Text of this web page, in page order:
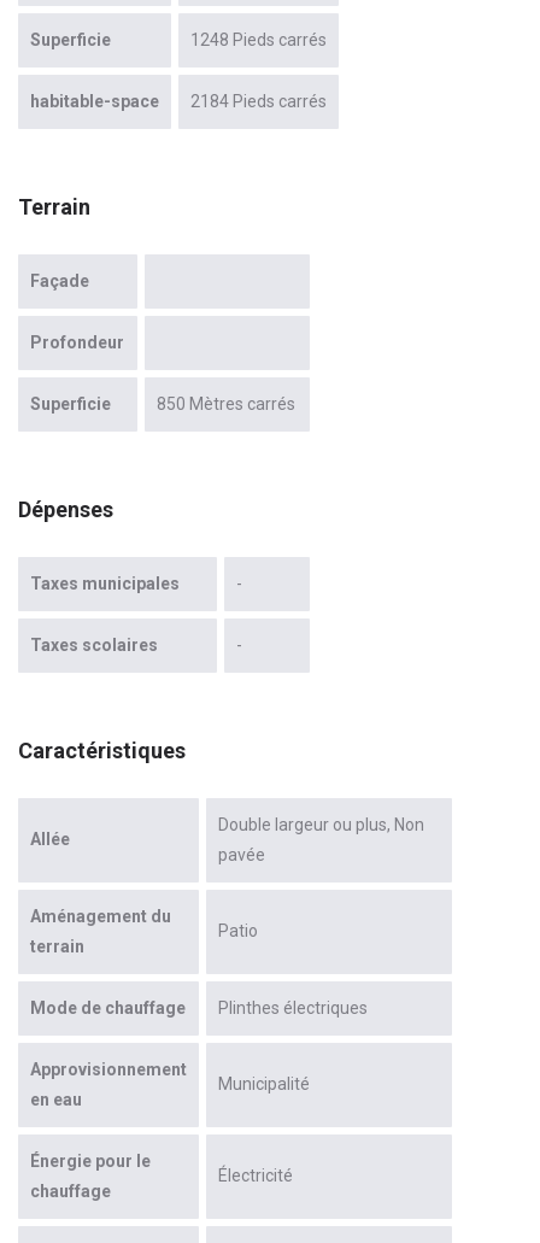
Superficie 1248 Pieds carrés
habitable-space 2184 Pieds carrés
Terrain
Façade
Profondeur
Superficie 850 Mètres carrés
Dépenses
Taxes municipales -
Taxes scolaires -
Caractéristiques
Allée
Double largeur ou plus Non
pavée
Aménagement du
terrain
Patio
Mode de chauffage Plinthes électriques
Approvisionnement
en eau
Municipalité
Énergie pour le
chauffage
Électricité